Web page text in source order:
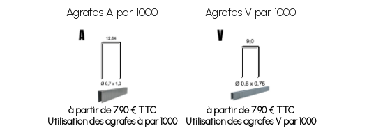
Agrafes A par 1000
à partir de 7.90 € TTC
Utilisation des agrafes à par 1000
Agrafes V par 1000
à partir de 7.90 € TTC
Utilisation des agrafes V par 1000